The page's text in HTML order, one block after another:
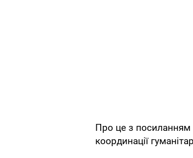
Про це з посиланням
координації